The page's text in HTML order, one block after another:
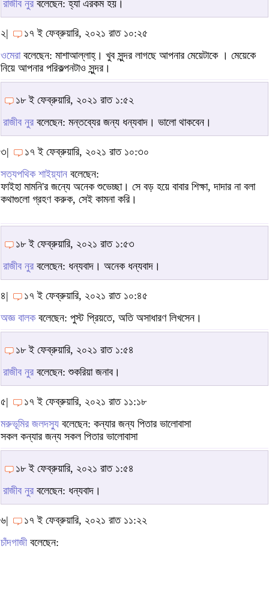
রাজীব নুর বলেছেন: হ্যা এরকম হয়।
২|
১৭ ই ফেব্রুয়ারি, ২০২১ রাত ১০:২৫
ওমেরাবলেছেন: মাশাআল্লাহ্। খুব সুন্দর লাগছে আপনার মেয়েটাকে । মেয়েকে
নিয়ে আপনার পরিকল্পনটাও সুন্দর।
১৮ ই ফেব্রুয়ারি, ২০২১ রাত ১:৫২
রাজীব নুর বলেছেন: মন্তব্যের জন্য ধন্যবাদ। ভালো থাকবেন।
৩|
১৭ ই ফেব্রুয়ারি, ২০২১ রাত ১০:৩০
সত্যপথিক শাইয়্যান বলেছেন:
ফাইহা মামনি'র জন্যে অনেক শুভেচ্ছা। সে বড় হয়ে বাবার শিক্ষা, দাদার না বলা
কথাগুলো গ্রহণ করুক, সেই কামনা করি।
১৮ ই ফেব্রুয়ারি, ২০২১ রাত ১:৫৩
রাজীব নুর বলেছেন: ধন্যবাদ। অনেক ধন্যবাদ।
৪|
১৭ ই ফেব্রুয়ারি, ২০২১ রাত ১০:৪৫
অজ্ঞ বালকবলেছেন: পুস্ট প্রিয়তে, অতি অসাধারণ লিখসেন।
১৮ ই ফেব্রুয়ারি, ২০২১ রাত ১:৫৪
রাজীব নুর বলেছেন: শুকরিয়া জনাব।
৫|
১৭ ই ফেব্রুয়ারি, ২০২১ রাত ১১:১৮
মরুভূমির জলদস্যু বলেছেন: কন্যার জন্য পিতার ভালোবাসা
সকল কন্যার জন্য সকল পিতার ভালোবাসা
১৮ ই ফেব্রুয়ারি, ২০২১ রাত ১:৫৪
রাজীব নুর বলেছেন: ধন্যবাদ।
৬|
১৭ ই ফেব্রুয়ারি, ২০২১ রাত ১১:২২
চাঁদগাজীবলেছেন: